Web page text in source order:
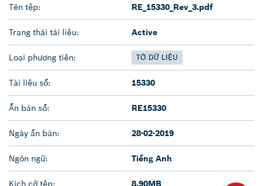
Tên tệp: RE_15330_Rev_3.pdf
Trạng thái tài liệu: Active
Loại phương tiện: TỜ DỮ LIỆU
Tài liệu số: 15330
Ấn bản số: RE15330
Ngày ấn bản: 28-02-2019
Ngôn ngữ: Tiếng Anh
Kích cỡ tệp: 8.90MB